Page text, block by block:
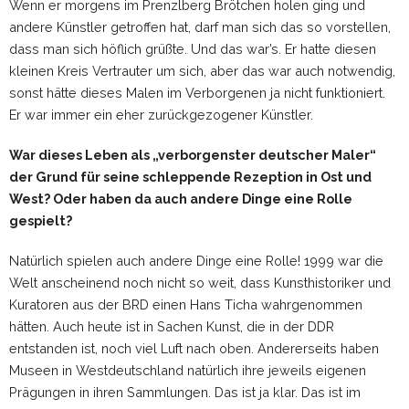
Wenn er morgens im Prenzlberg Brötchen holen ging und
andere Künstler getroffen hat, darf man sich das so vorstellen,
dass man sich höflich grüßte. Und das war’s. Er hatte diesen
kleinen Kreis Vertrauter um sich, aber das war auch notwendig,
sonst hätte dieses Malen im Verborgenen ja nicht funktioniert.
Er war immer ein eher zurückgezogener Künstler.
War dieses Leben als „verborgenster deutscher Maler“
der Grund für seine schleppende Rezeption in Ost und
West? Oder haben da auch andere Dinge eine Rolle
gespielt?
Natürlich spielen auch andere Dinge eine Rolle! 1999 war die
Welt anscheinend noch nicht so weit, dass Kunsthistoriker und
Kuratoren aus der BRD einen Hans Ticha wahrgenommen
hätten. Auch heute ist in Sachen Kunst, die in der DDR
entstanden ist, noch viel Luft nach oben. Andererseits haben
Museen in Westdeutschland natürlich ihre jeweils eigenen
Prägungen in ihren Sammlungen. Das ist ja klar. Das ist im